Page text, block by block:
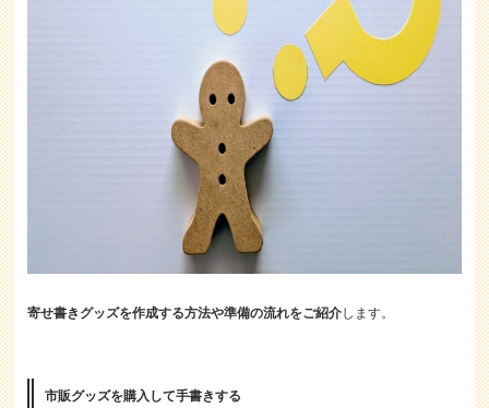
寄せ書きグッズを作成する方法や準備の流れをご紹介します。
市販グッズを購入して手書きする